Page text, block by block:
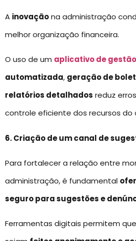
A inovaçãona administração
melhor organização financeira.
O uso de um aplicativo de gestão
automatizada, geração de
relatórios detalhados reduz
controle eficiente dos recursos do
6. Criação de um canal de
Para fortalecer a relação entre
administração, é fundamental
seguro para sugestões e
Ferramentas digitais permitem